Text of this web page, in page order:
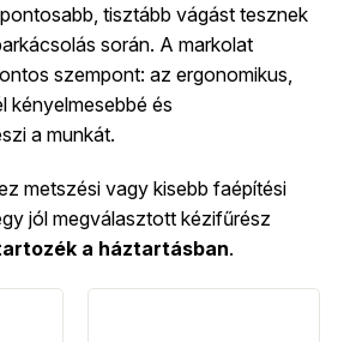
tisztább vágást tesznek
során. A markolat
szempont: az ergonomikus,
kényelmesebbé és
a munkát.
metszési vagy kisebb faépítési
jól megválasztott kézifűrész
a háztartásban.